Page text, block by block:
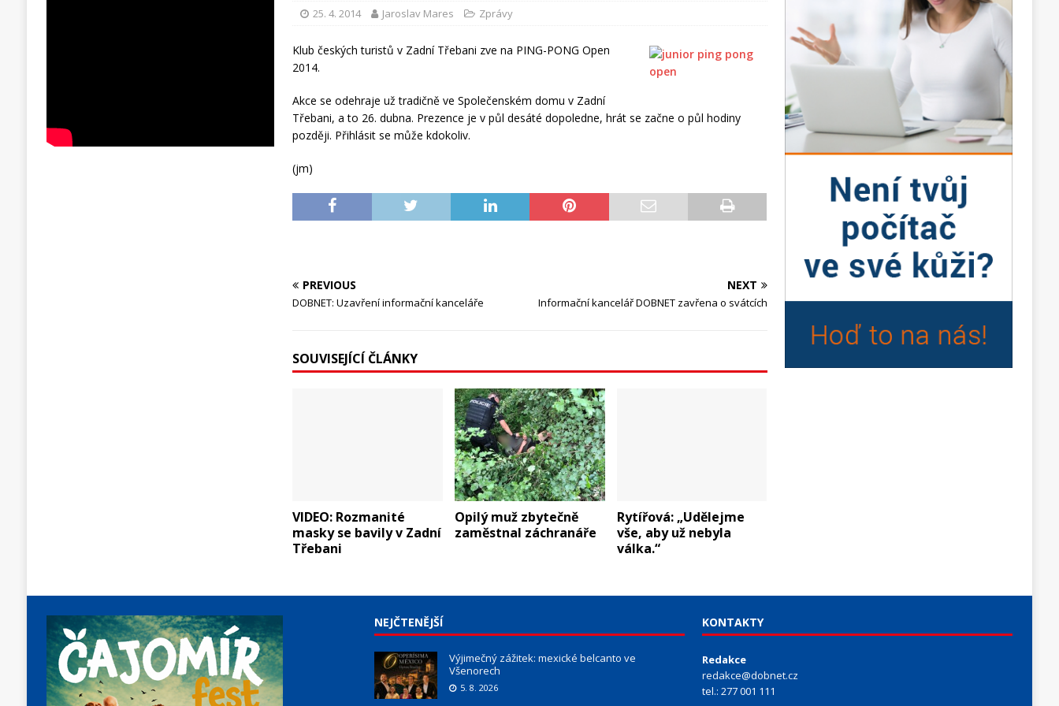
25. 4. 2014 Jaroslav Mares Zprávy
Klub českých turistů v Zadní Třebani zve na PING-PONG Open
2014.
Akce se odehraje už tradičně ve Společenském domu v Zadní
Třebani, a to 26. dubna. Prezence je v půl desáté dopoledne, hrát se začne o půl hodiny
později. Přihlásit se může kdokoliv.
(jm)
PREVIOUS
DOBNET: Uzavření informační kanceláře
NEXT
Informační kancelář DOBNET zavřena o svátcích
SOUVISEJÍCÍ ČLÁNKY
VIDEO: Rozmanité
masky se bavily v Zadní
Třebani
Opilý muž zbytečně
zaměstnal záchranáře
Rytířová: „Udělejme
vše, aby už nebyla
válka.“
NEJČTENĚJŠÍ
Výjimečný zážitek: mexické belcanto ve
Všenorech
5. 8. 2026
KONTAKTY
Redakce
redakce@dobnet.cz
tel.: 277 001 111